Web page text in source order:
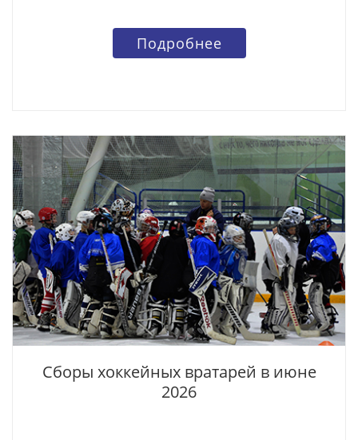
Подробнее
Сборы хоккейных вратарей в июне
2026